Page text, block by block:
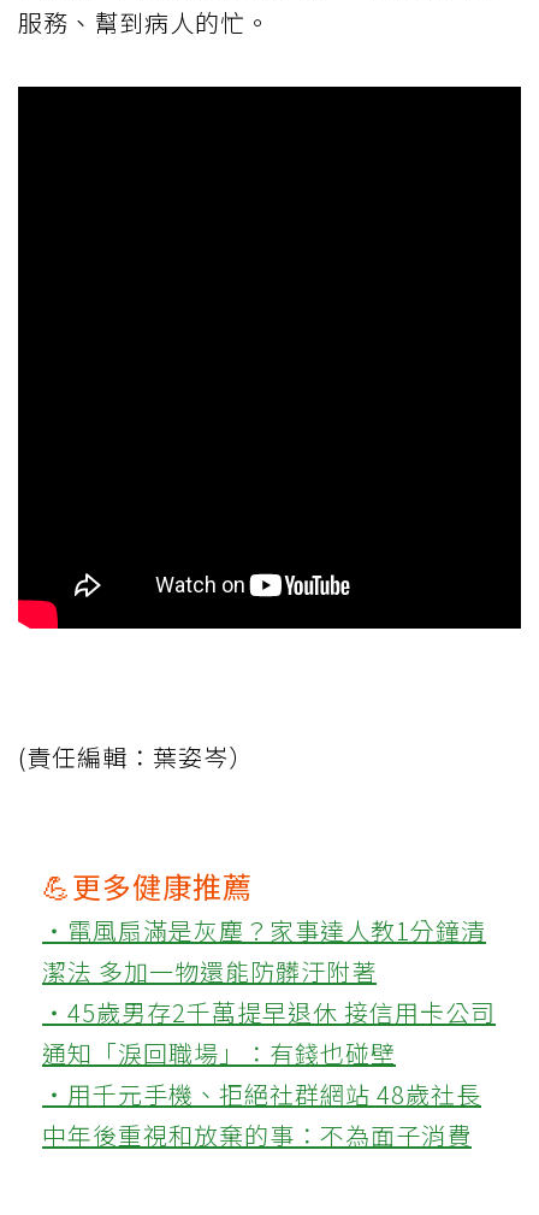
服務、幫到病人的忙。
(責任編輯：葉姿岑）
💪更多健康推薦
‧電風扇滿是灰塵？家事達人教1分鐘清
潔法 多加一物還能防髒汙附著
‧45歲男存2千萬提早退休 接信用卡公司
通知「淚回職場」：有錢也碰壁
‧用千元手機、拒絕社群網站 48歲社長
中年後重視和放棄的事：不為面子消費